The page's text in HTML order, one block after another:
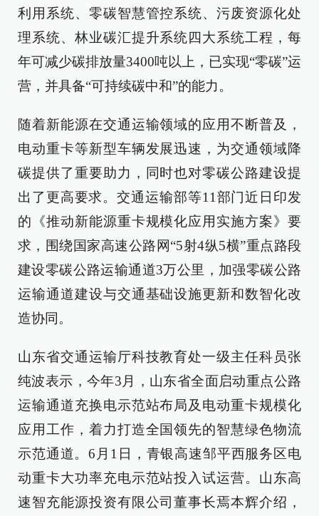
利用系统、零碳智慧管控系统、污废资源化处
理系统、林业碳汇提升系统四大系统工程，每
年可减少碳排放量3400吨以上，已实现“零碳”运
营，并具备“可持续碳中和”的能力。
随着新能源在交通运输领域的应用不断普及，
电动重卡等新型车辆发展迅速，为交通领域降
碳提供了重要助力，同时也对零碳公路建设提
出了更高要求。交通运输部等11部门近日印发
的《推动新能源重卡规模化应用实施方案》要
求，围绕国家高速公路网“5射4纵5横”重点路段
建设零碳公路运输通道3万公里，加强零碳公路
运输通道建设与交通基础设施更新和数智化改
造协同。
山东省交通运输厅科技教育处一级主任科员张
纯波表示，今年3月，山东省全面启动重点公路
运输通道充换电示范站布局及电动重卡规模化
应用工作，着力打造全国领先的智慧绿色物流
示范通道。6月1日，青银高速邹平西服务区电
动重卡大功率充电示范站投入试运营。山东高
速智充能源投资有限公司董事长焉本辉介绍，